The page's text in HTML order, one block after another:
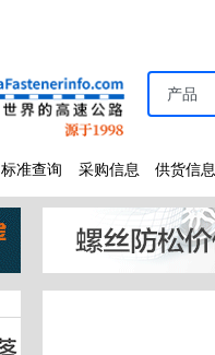
标准查询 采购信息 供货信息